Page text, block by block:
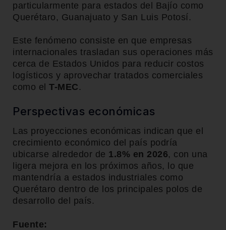
particularmente para estados del Bajío como
Querétaro, Guanajuato y San Luis Potosí.
Este fenómeno consiste en que empresas
internacionales trasladan sus operaciones más
cerca de Estados Unidos para reducir costos
logísticos y aprovechar tratados comerciales
como el T-MEC .
Perspectivas económicas
Las proyecciones económicas indican que el
crecimiento económico del país podría
ubicarse alrededor de 1.8% en 2026, con una
ligera mejora en los próximos años, lo que
mantendría a estados industriales como
Querétaro dentro de los principales polos de
desarrollo del país.
Fuente: